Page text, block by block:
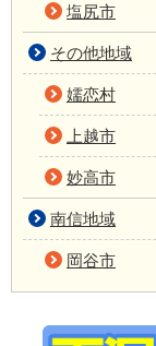
塩尻市
その他地域
嬬恋村
上越市
妙高市
南信地域
岡谷市